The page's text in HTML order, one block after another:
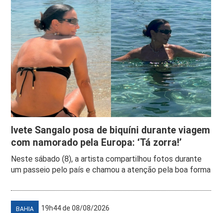
Ivete Sangalo posa de biquíni durante viagem
com namorado pela Europa: ‘Tá zorra!’
Neste sábado (8), a artista compartilhou fotos durante
um passeio pelo país e chamou a atenção pela boa forma
BAHIA 19h44 de 08/08/2026